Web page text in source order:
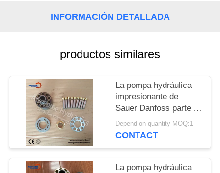
MAPA
DEL
SITIO
PRIVACY
POLICY
INFORMACIÓN DETALLADA
productos similares
La pompa hydráulica
impresionante de
Sauer Danfoss parte el
equipo de reparación
PV20 PV21 PV22 PV23
Depend on quantity MOQ:1
CONTACT
La pompa hydráulica